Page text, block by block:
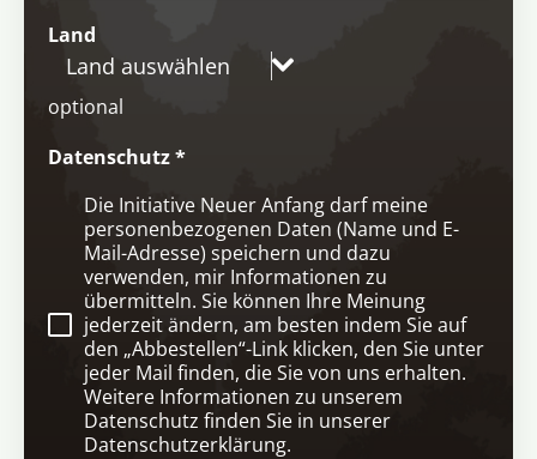
Land
Land auswählen
optional
Datenschutz*
Die Initiative Neuer Anfang darf meine
personenbezogenen Daten (Name und E-
Mail-Adresse) speichern und dazu
verwenden, mir Informationen zu
übermitteln. Sie können Ihre Meinung
jederzeit ändern, am besten indem Sie auf
den „Abbestellen“-Link klicken, den Sie unter
jeder Mail finden, die Sie von uns erhalten.
Weitere Informationen zu unserem
Datenschutz finden Sie in unserer
Datenschutzerklärung.